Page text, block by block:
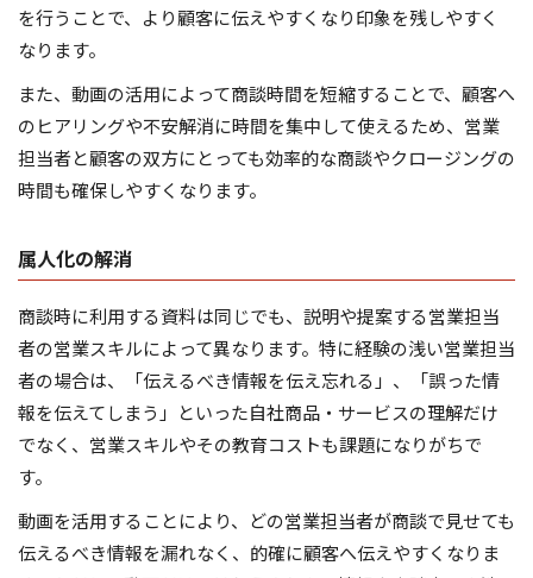
を行うことで、より顧客に伝えやすくなり印象を残しやすく
なります。
また、動画の活用によって商談時間を短縮することで、顧客へ
のヒアリングや不安解消に時間を集中して使えるため、営業
担当者と顧客の双方にとっても効率的な商談やクロージングの
時間も確保しやすくなります。
属人化の解消
商談時に利用する資料は同じでも、説明や提案する営業担当
者の営業スキルによって異なります。特に経験の浅い営業担当
者の場合は、「伝えるべき情報を伝え忘れる」、「誤った情
報を伝えてしまう」といった自社商品・サービスの理解だけ
でなく、営業スキルやその教育コストも課題になりがちで
す。
動画を活用することにより、どの営業担当者が商談で見せても
伝えるべき情報を漏れなく、的確に顧客へ伝えやすくなりま